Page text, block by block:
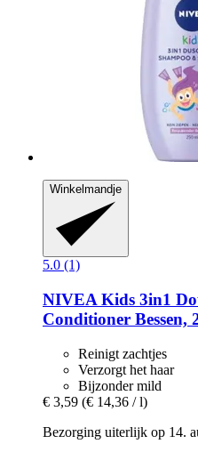
Winkelmandje
5.0 (1)
NIVEA Kids 3in1
Conditioner Bessen,
Reinigt zachtjes
Verzorgt het haar
Bijzonder mild
€ 3,59 (€ 14,36 / l)
Bezorging uiterlijk op 14.